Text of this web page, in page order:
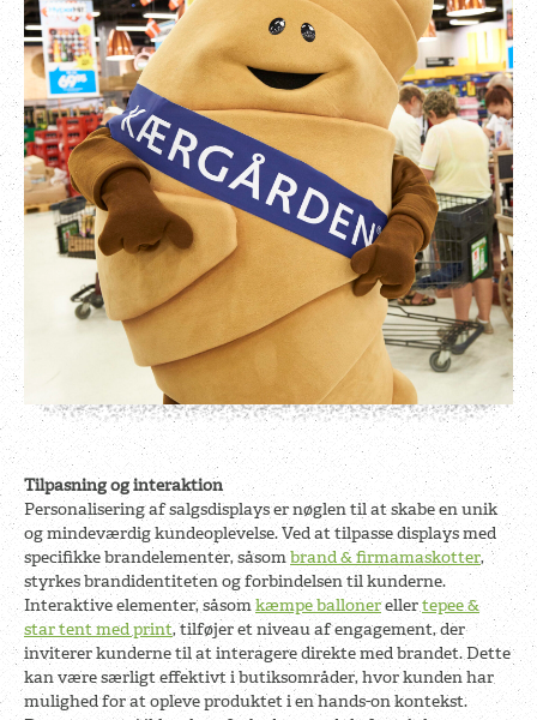
Tilpasning og interaktion
Personalisering af salgsdisplays er nøglen til at skabe en unik
og mindeværdig kundeoplevelse. Ved at tilpasse displays med
specifikke brandelementer, såsombrand & firmamaskotter,
styrkes brandidentiteten og forbindelsen til kunderne.
Interaktive elementer, såsomkæmpe ballonerellertepee &
star tent med print, tilføjer et niveau af engagement, der
inviterer kunderne til at interagere direkte med brandet. Dette
kan være særligt effektivt i butiksområder, hvor kunden har
mulighed for at opleve produktet i en hands-on kontekst.